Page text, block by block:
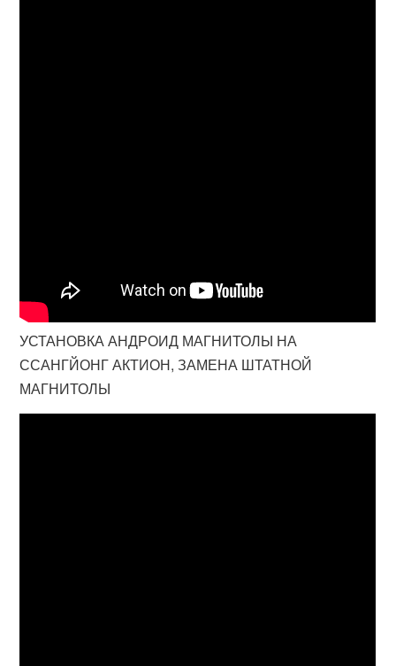
УСТАНОВКА АНДРОИД МАГНИТОЛЫ НА
ССАНГЙОНГ АКТИОН, ЗАМЕНА ШТАТНОЙ
МАГНИТОЛЫ